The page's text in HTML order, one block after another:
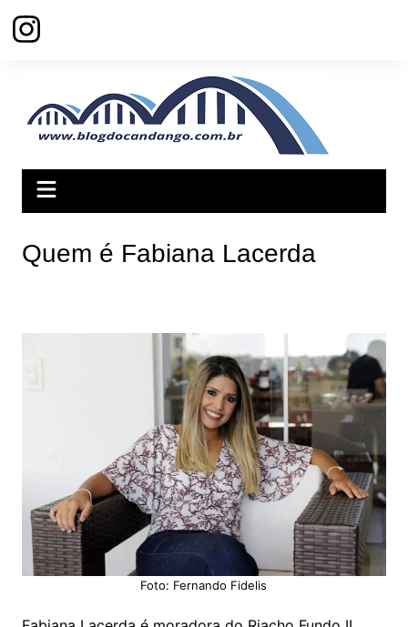
para
Quem é Fabiana Lacerda
Foto: Fernando Fidelis